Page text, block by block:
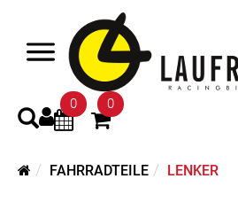
0 0
FAHRRADTEILE LENKER